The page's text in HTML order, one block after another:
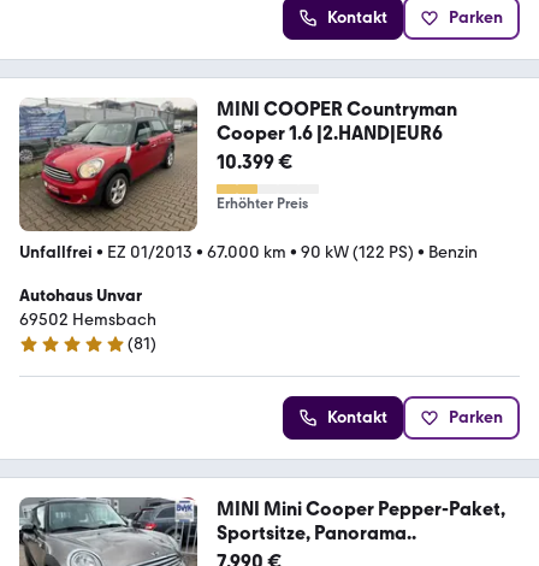
Kontakt Parken
MINI COOPER Countryman
Cooper 1.6 |2.HAND|EUR6
10.399 €
Erhöhter Preis
Unfallfrei • EZ 01/2013 • 67.000 km • 90 kW (122 PS) • Benzin
Autohaus Unvar
69502 Hemsbach
5 Sterne
(81)
Kontakt Parken
MINI Mini Cooper Pepper-Paket,
Sportsitze, Panorama..